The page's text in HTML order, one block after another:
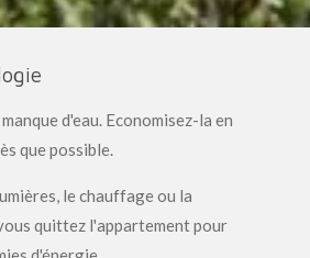
d'eau. Economisez-la en
que possible.
le chauffage ou la
quittez l'appartement pour